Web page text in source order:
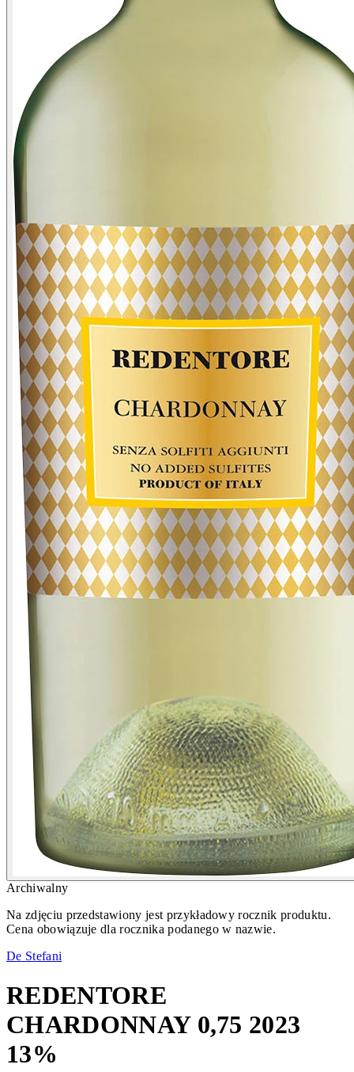
Archiwalny
Na zdjęciu przedstawiony jest przykładowy rocznik produktu.
Cena obowiązuje dla rocznika podanego w nazwie.
De Stefani
REDENTORE
CHARDONNAY 0,75 2023
13%